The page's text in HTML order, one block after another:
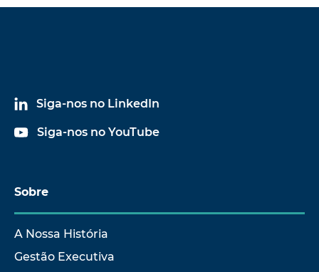
Siga-nos no LinkedIn
Siga-nos no YouTube
Sobre
A Nossa História
Gestão Executiva